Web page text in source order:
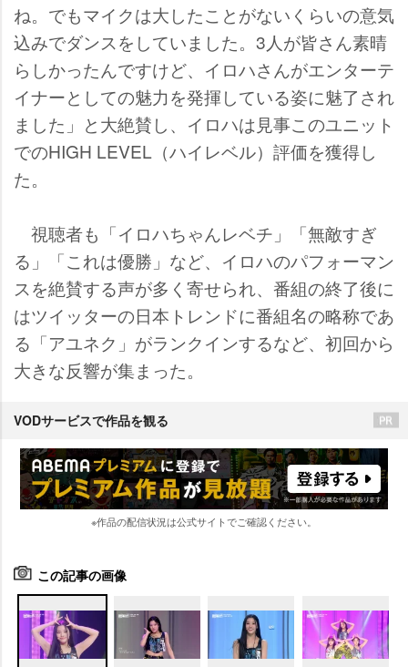
ね。でもマイクは大したことがないくらいの意気
込みでダンスをしていました。3人が皆さん素晴
らしかったんですけど、イロハさんがエンターテ
イナーとしての魅力を発揮している姿に魅了され
ました」と大絶賛し、イロハは見事このユニット
でのHIGH LEVEL（ハイレベル）評価を獲得し
た。
視聴者も「イロハちゃんレベチ」「無敵すぎ
る」「これは優勝」など、イロハのパフォーマン
スを絶賛する声が多く寄せられ、番組の終了後に
はツイッターの日本トレンドに番組名の略称であ
る「アユネク」がランクインするなど、初回から
大きな反響が集まった。
VODサービスで作品を観る
※作品の配信状況は公式サイトでご確認ください。
この記事の画像